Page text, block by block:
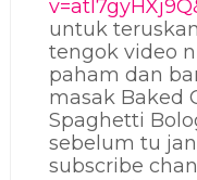
untuk
tengok video
paham dan
masak Baked
Spaghetti
sebelum tu
subscribe